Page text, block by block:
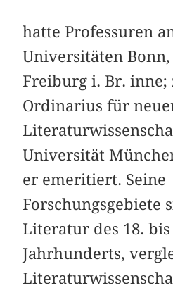
hatte Professuren
Universitäten
Freiburg i. Br.
Ordinarius für
Universität
er emeritiert. Seine
Forschungsgebiete
Literatur des 18. bis
Jahrhunderts,